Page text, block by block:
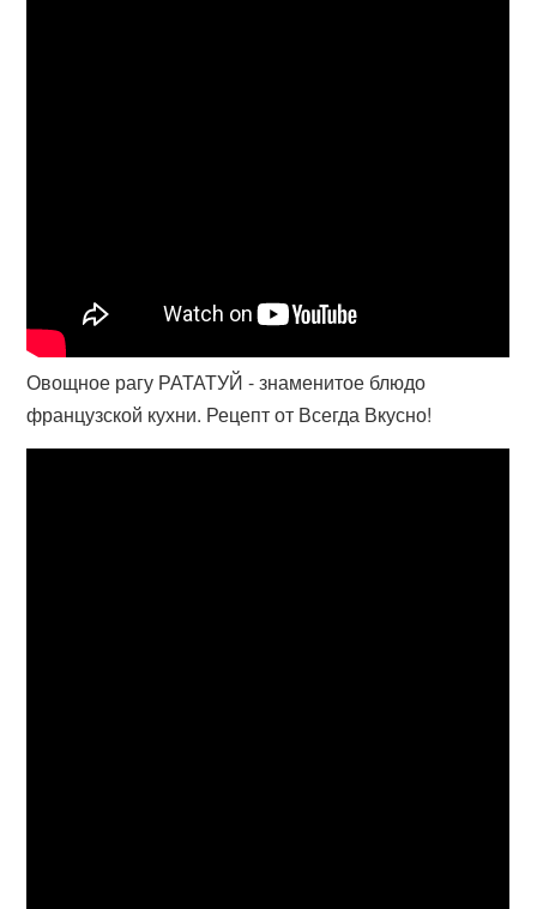
Овощное рагу РАТАТУЙ - знаменитое блюдо
французской кухни. Рецепт от Всегда Вкусно!